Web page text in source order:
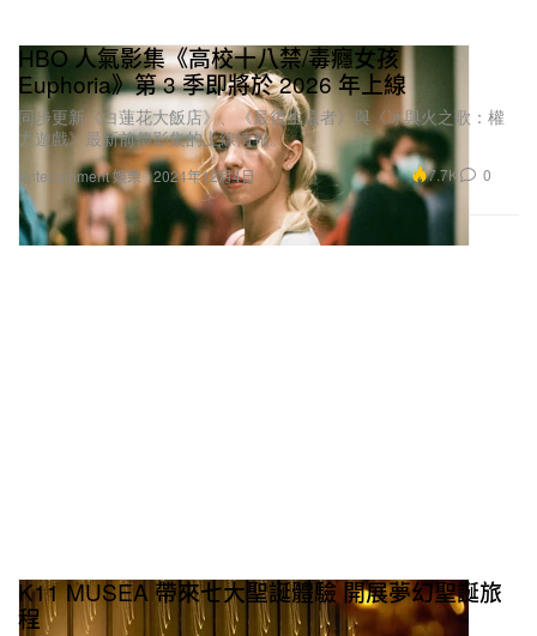
Entertainment 娛樂
HBO 人氣影集《高校十八禁/毒癮女孩
Euphoria》第 3 季即將於 2026 年上線
同步更新《白蓮花大飯店》、《最後生還者》與《冰與火之歌：權
力遊戲》最新前傳影集的上線情報。
2024年12月4日 7.7K 0
K11 MUSEA 帶來七大聖誕體驗 開展夢幻聖誕旅
程